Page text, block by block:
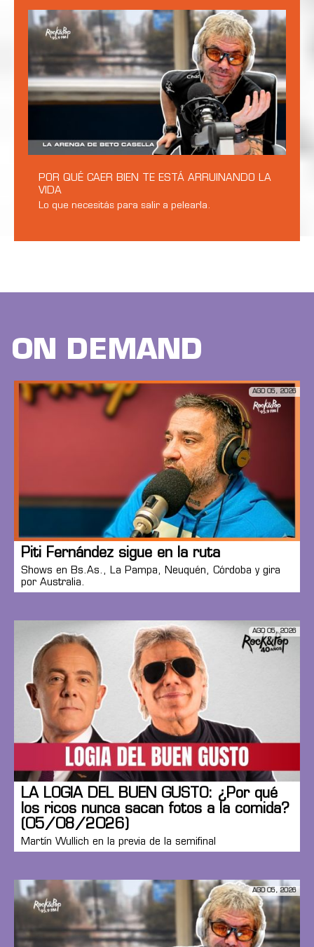
POR QUÉ CAER BIEN TE ESTÁ ARRUINANDO LA
VIDA
Lo que necesitás para salir a pelearla.
ON DEMAND
AGO 05, 2026
Piti Fernández sigue en la ruta
Shows en Bs.As., La Pampa, Neuquén, Córdoba y gira
por Australia.
AGO 05, 2026
LA LOGIA DEL BUEN GUSTO: ¿Por qué
los ricos nunca sacan fotos a la comida?
(05/08/2026)
Martín Wullich en la previa de la semifinal
AGO 05, 2026